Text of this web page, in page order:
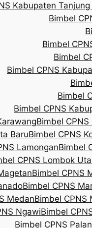
Kabupaten
Bimbel
Bimbel
Bimbel
Bimbel CPNS
Bimbel
Bimbel CPNS
Bimbel CPNS
BaruBimbel CPNS
LamonganBimbel
CPNS Lombok
Bimbel CPNS
Bimbel CPNS
MedanBimbel CPNS
NgawiBimbel
Bimbel CPNS